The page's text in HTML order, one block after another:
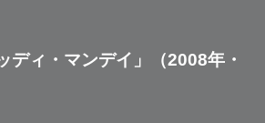
ィ・マンデイ」（2008年・